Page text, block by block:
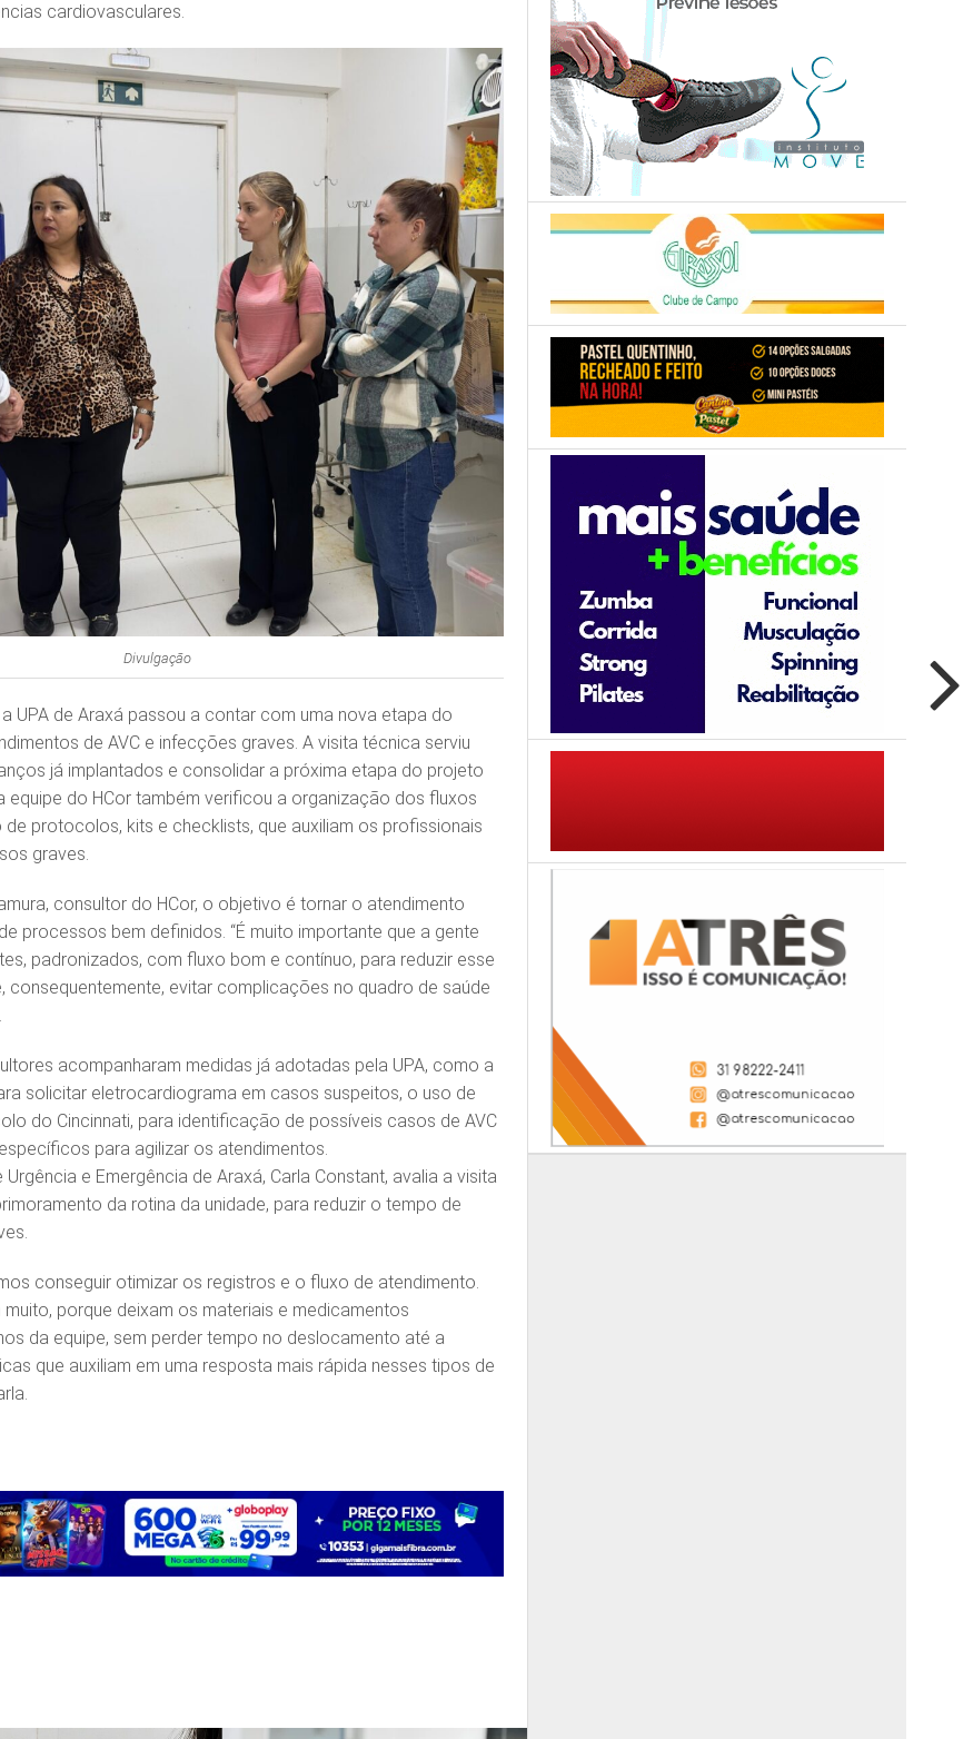
cardiovasculares.
Divulgação
UPA de Araxá passou a contar com uma nova etapa do
de AVC e infecções graves. A visita técnica serviu
já implantados e consolidar a próxima etapa do projeto
equipe do HCor também verificou a organização dos fluxos
protocolos, kits e checklists, que auxiliam os profissionais
graves.
consultor do HCor, o objetivo é tornar o atendimento
processos bem definidos. “É muito importante que a gente
padronizados, com fluxo bom e contínuo, para reduzir esse
consequentemente, evitar complicações no quadro de saúde
acompanharam medidas já adotadas pela UPA, como a
solicitar eletrocardiograma em casos suspeitos, o uso de
do Cincinnati, para identificação de possíveis casos de AVC
para agilizar os atendimentos.
e Emergência de Araxá, Carla Constant, avalia a visita
da rotina da unidade, para reduzir o tempo de
conseguir otimizar os registros e o fluxo de atendimento.
porque deixam os materiais e medicamentos
da equipe, sem perder tempo no deslocamento até a
que auxiliam em uma resposta mais rápida nesses tipos de